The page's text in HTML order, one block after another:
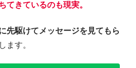
てきているのも現実。
先駆けてメッセージを見てもら
ます。